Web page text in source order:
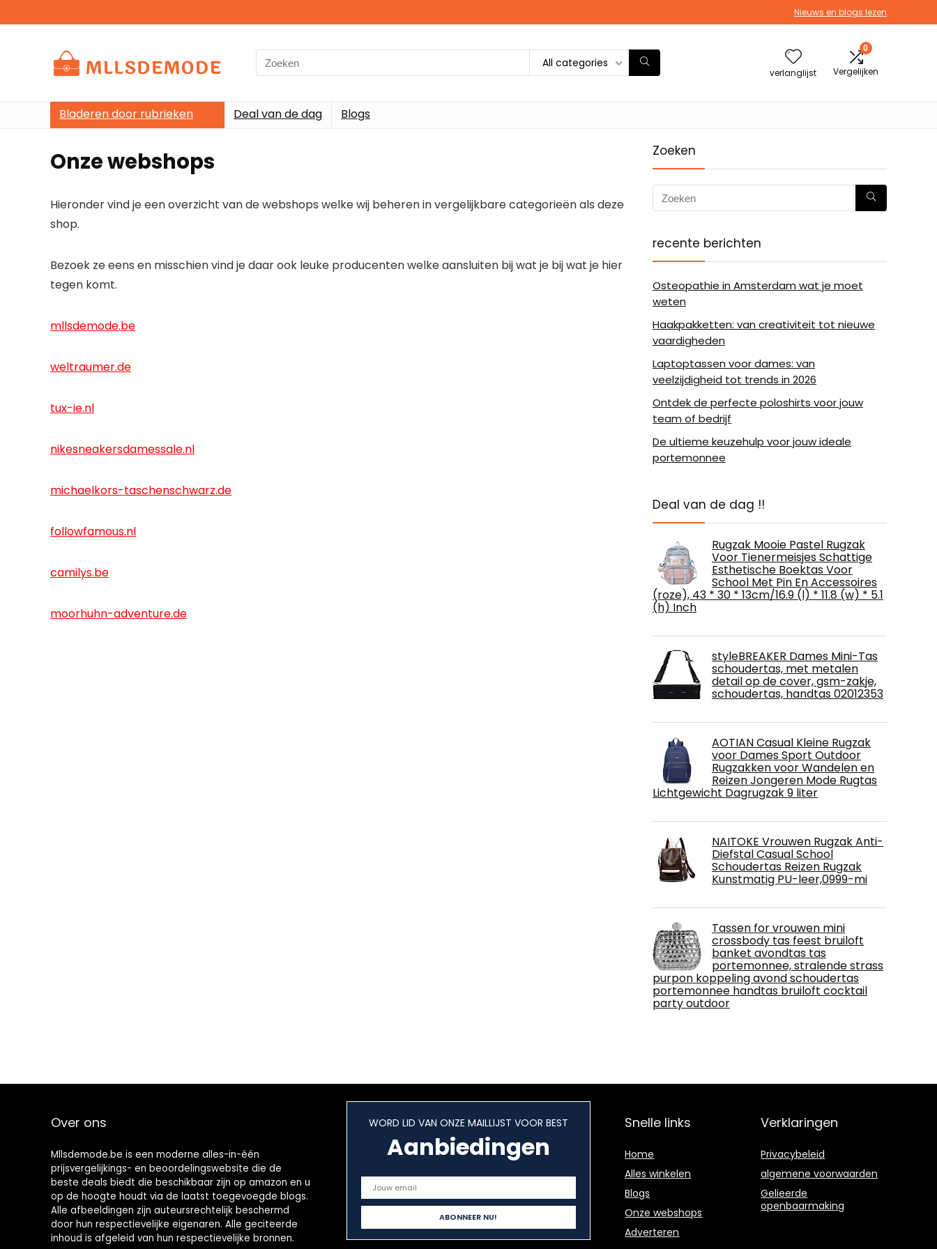
Nieuws en blogs lezen
Search
for:
All categories
verlanglijst
0
Vergelijken
Bladeren door rubrieken Deal van de dag Blogs
Onze webshops
Hieronder vind je een overzicht van de webshops welke wij beheren in vergelijkbare categorieën als deze
shop.
Bezoek ze eens en misschien vind je daar ook leuke producenten welke aansluiten bij wat je bij wat je hier
tegen komt.
mllsdemode.be
weltraumer.de
tux-ie.nl
nikesneakersdamessale.nl
michaelkors-taschenschwarz.de
followfamous.nl
camilys.be
moorhuhn-adventure.de
Zoeken
recente berichten
Osteopathie in Amsterdam wat je moet
weten
Haakpakketten: van creativiteit tot nieuwe
vaardigheden
Laptoptassen voor dames: van
veelzijdigheid tot trends in 2026
Ontdek de perfecte poloshirts voor jouw
team of bedrijf
De ultieme keuzehulp voor jouw ideale
portemonnee
Deal van de dag !!
Rugzak Mooie Pastel Rugzak
Voor Tienermeisjes Schattige
Esthetische Boektas Voor
School Met Pin En Accessoires
(roze), 43 * 30 * 13cm/16.9 (l) * 11.8 (w) * 5.1
(h) Inch
styleBREAKER Dames Mini-Tas
schoudertas, met metalen
detail op de cover, gsm-zakje,
schoudertas, handtas 02012353
AOTIAN Casual Kleine Rugzak
voor Dames Sport Outdoor
Rugzakken voor Wandelen en
Reizen Jongeren Mode Rugtas
Lichtgewicht Dagrugzak 9 liter
NAITOKE Vrouwen Rugzak Anti-
Diefstal Casual School
Schoudertas Reizen Rugzak
Kunstmatig PU-leer,0999-mi
Tassen for vrouwen mini
crossbody tas feest bruiloft
banket avondtas tas
portemonnee, stralende strass
purpon koppeling avond schoudertas
portemonnee handtas bruiloft cocktail
party outdoor
Over ons
Mllsdemode.be is een moderne alles-in-één
prijsvergelijkings- en beoordelingswebsite die de
beste deals biedt die beschikbaar zijn op amazon en u
op de hoogte houdt via de laatst toegevoegde blogs.
Alle afbeeldingen zijn auteursrechtelijk beschermd
door hun respectievelijke eigenaren. Alle geciteerde
inhoud is afgeleid van hun respectievelijke bronnen.
WORD LID VAN ONZE MAILLIJST VOOR BEST
Aanbiedingen
Snelle links
Home
Alles winkelen
Blogs
Onze webshops
Adverteren
Verklaringen
Privacybeleid
algemene voorwaarden
Gelieerde
openbaarmaking